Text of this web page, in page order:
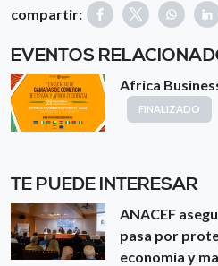
compartir:
EVENTOS
Africa
FINALIZADO
TE PUEDE INTERESAR
ANACEF
pasa por
economía y